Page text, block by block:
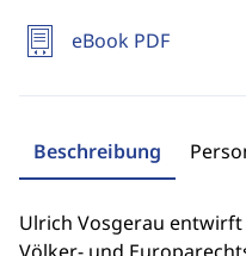
eBook PDF
Beschreibung
Ulrich Vosgerau